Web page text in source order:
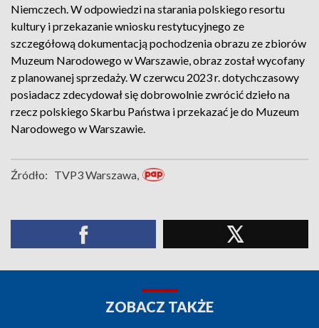
Niemczech. W odpowiedzi na starania polskiego resortu
kultury i przekazanie wniosku restytucyjnego ze
szczegółową dokumentacją pochodzenia obrazu ze zbiorów
Muzeum Narodowego w Warszawie, obraz został wycofany
z planowanej sprzedaży. W czerwcu 2023 r. dotychczasowy
posiadacz zdecydował się dobrowolnie zwrócić dzieło na
rzecz polskiego Skarbu Państwa i przekazać je do Muzeum
Narodowego w Warszawie.
Źródło: TVP3 Warszawa,
ZOBACZ TAKŻE